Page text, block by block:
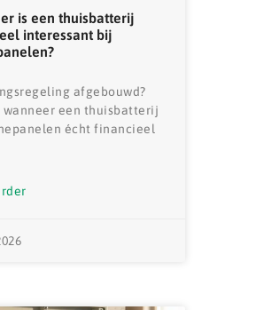
is een thuisbatterij
interessant bij
afgebouwd?
wanneer een thuisbatterij
écht financieel